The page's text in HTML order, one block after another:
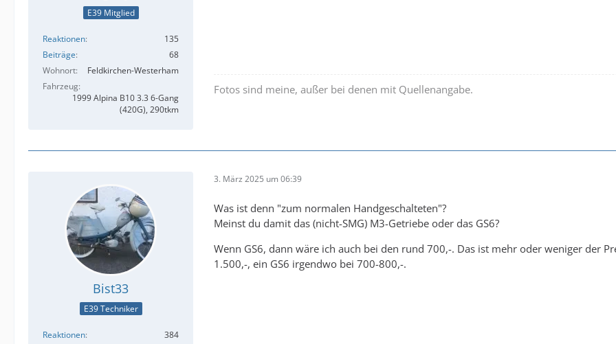
E39 Mitglied
Reaktionen
135
Beiträge
68
Wohnort
Feldkirchen-Westerham
Fahrzeug
1999 Alpina B10 3.3 6-Gang
(420G), 290tkm
Fotos sind meine, außer bei denen mit Quellenangabe.
Bist33
E39 Techniker
Reaktionen
384
3. März 2025 um 06:39
Was ist denn "zum normalen Handgeschalteten"?
Meinst du damit das (nicht-SMG) M3-Getriebe oder das GS6?
Wenn GS6, dann wäre ich auch bei den rund 700,-. Das ist mehr oder weniger der
1.500,-, ein GS6 irgendwo bei 700-800,-.